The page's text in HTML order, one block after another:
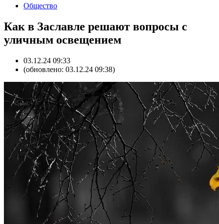
Общество
Как в Заславле решают вопросы с
уличным освещением
03.12.24 09:33
(обновлено: 03.12.24 09:38)